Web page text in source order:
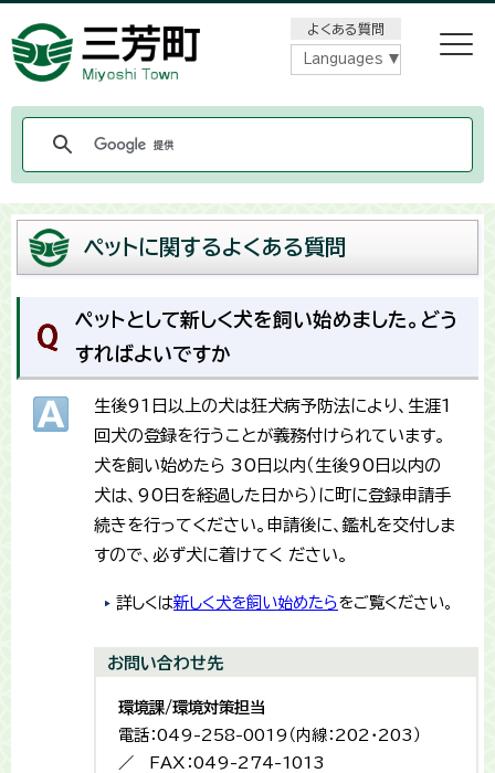
よくある質問
Languages
ペットに関するよくある質問
ペットとして新しく犬を飼い始めました。どう
すればよいですか
生後91日以上の犬は狂犬病予防法により、生涯1
回犬の登録を行うことが義務付けられています。
犬を飼い始めたら 30日以内（生後90日以内の
犬は、90日を経過した日から）に町に登録申請手
続きを行ってください。申請後に、鑑札を交付しま
すので、必ず犬に着けてく ださい。
詳しくは新しく犬を飼い始めたらをご覧ください。
お問い合わせ先
環境課/環境対策担当
電話：049-258-0019（内線：202・203）
／ FAX：049-274-1013